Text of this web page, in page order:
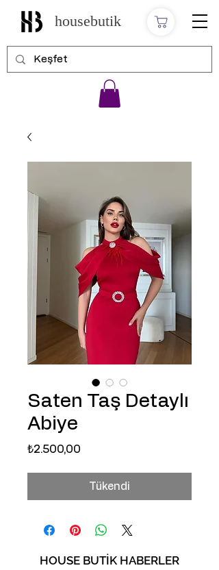
housebutik
Saten Taş Detaylı
Abiye
₺2.500,00
Tükendi
HOUSE BUTİK HABERLER